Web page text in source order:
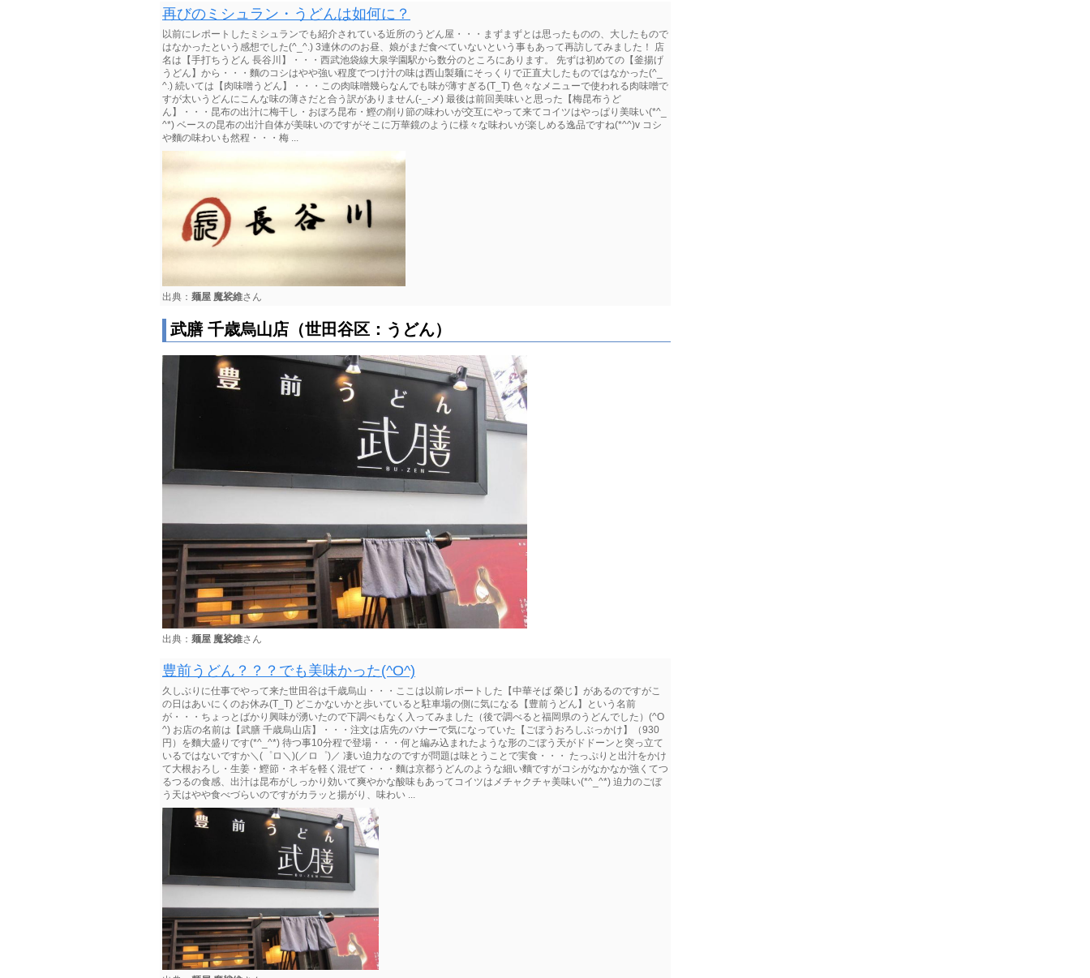
再びのミシュラン・うどんは如何に？
以前にレポートしたミシュランでも紹介されている近所のうどん屋・・・まずまずとは思ったものの、大したもので
はなかったという感想でした(^_^.) 3連休ののお昼、娘がまだ食べていないという事もあって再訪してみました！ 店
名は【手打ちうどん 長谷川】・・・西武池袋線大泉学園駅から数分のところにあります。 先ずは初めての【釜揚げ
うどん】から・・・麵のコシはやや強い程度でつけ汁の味は西山製麺にそっくりで正直大したものではなかった(^_
^.) 続いては【肉味噌うどん】・・・この肉味噌幾らなんでも味が薄すぎる(T_T) 色々なメニューで使われる肉味噌で
すが太いうどんにこんな味の薄さだと合う訳がありません(-_-メ) 最後は前回美味いと思った【梅昆布うど
ん】・・・昆布の出汁に梅干し・おぼろ昆布・鰹の削り節の味わいが交互にやって来てコイツはやっぱり美味い(*^_
^*) ベースの昆布の出汁自体が美味いのですがそこに万華鏡のように様々な味わいが楽しめる逸品ですね(*^^)v コシ
や麵の味わいも然程・・・梅 ...
出典： 麺屋 魔裟維さん
武膳 千歳烏山店（世田谷区：うどん）
出典： 麺屋 魔裟維さん
豊前うどん？？？でも美味かった(^O^)
久しぶりに仕事でやって来た世田谷は千歳烏山・・・ここは以前レポートした【中華そば 榮じ】があるのですがこ
の日はあいにくのお休み(T_T) どこかないかと歩いていると駐車場の側に気になる【豊前うどん】という名前
が・・・ちょっとばかり興味が湧いたので下調べもなく入ってみました（後で調べると福岡県のうどんでした）(^O
^) お店の名前は【武膳 千歳烏山店】・・・注文は店先のバナーで気になっていた【ごぼうおろしぶっかけ】（930
円）を麵大盛りです(*^_^*) 待つ事10分程で登場・・・何と編み込まれたような形のごぼう天がドドーンと突っ立て
いるではないですか＼(゜ロ＼)(／ロ゜)／ 凄い迫力なのですが問題は味とうことで実食・・・ たっぷりと出汁をかけ
て大根おろし・生姜・鰹節・ネギを軽く混ぜて・・・麵は京都うどんのような細い麵ですがコシがなかなか強くてつ
るつるの食感、出汁は昆布がしっかり効いて爽やかな酸味もあってコイツはメチャクチャ美味い(*^_^*) 迫力のごぼ
う天はやや食べづらいのですがカラッと揚がり、味わい ...